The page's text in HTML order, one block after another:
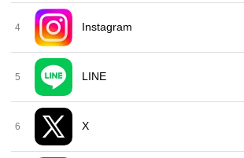
4 Instagram
5 LINE
6 X